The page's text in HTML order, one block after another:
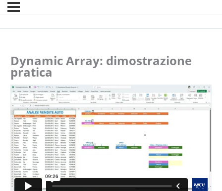
Dynamic Array: dimostrazione
pratica